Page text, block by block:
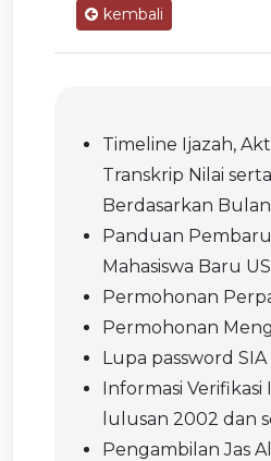
kembali
Timeline Ijazah,
Transkrip Nilai
Berdasarkan
Panduan
Mahasiswa Baru
Permohonan
Permohonan
Lupa password SIA
Informasi Verifikasi
lulusan 2002 dan
Pengambilan Jas